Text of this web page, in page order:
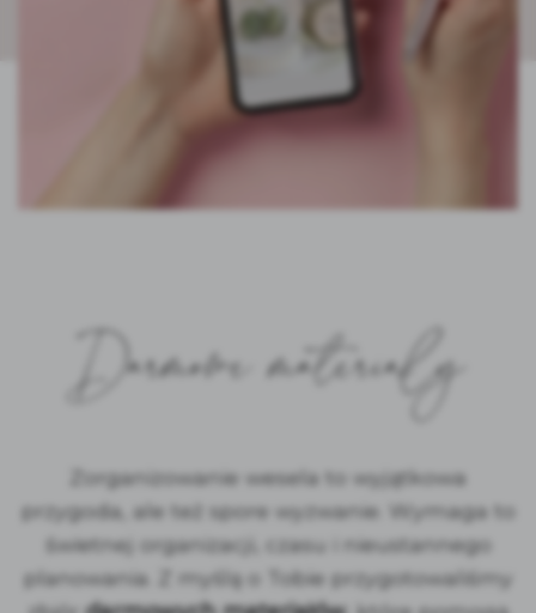
Darmowe materiały
Zorganizowanie wesela to wyjątkowa
przygoda, ale też spore wyzwanie. Wymaga to
świetnej organizacji, czasu i nieustannego
planowania. Z myślą o Tobie przygotowaliśmy